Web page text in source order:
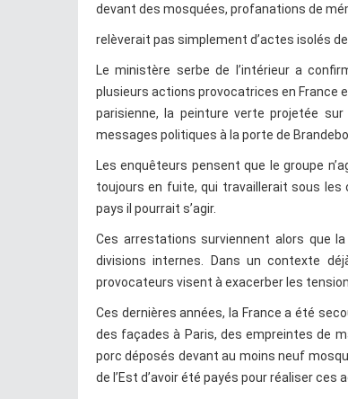
devant des mosquées, profanations de
relèverait pas simplement d’actes isolés
Le ministère serbe de l’intérieur a
plusieurs actions provocatrices en France
parisienne, la peinture verte projetée
messages politiques à la porte de
Les enquêteurs pensent que le groupe
toujours en fuite, qui travaillerait sous les
pays il pourrait s’agir.
Ces arrestations surviennent alors que
divisions internes. Dans un contexte
provocateurs visent à exacerber les
Ces dernières années, la France a été
des façades à Paris, des empreintes de
porc déposés devant au moins neuf
de l’Est d’avoir été payés pour réaliser